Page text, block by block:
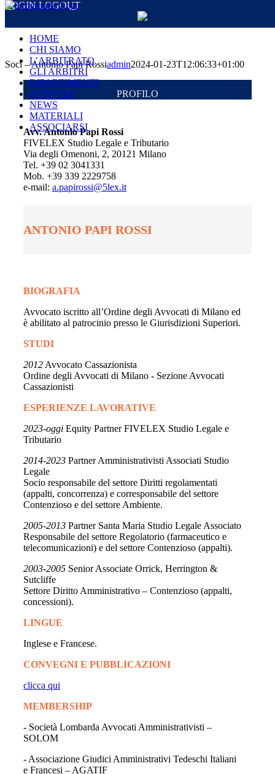
Salta
LOGINLOGOUT
HOME
CHI SIAMO
L’ARBITRATO
GLI ARBITRI
DIPARTIMENTI
ATTIVITA’
NEWS
MATERIALI
ASSOCIARSI
Soci – Antonio Papi Rossiadmin2024-01-23T12:06:33+01:00
PROFILO
Avv. Antonio Papi Rossi
FIVELEX Studio Legale e Tributario
Via degli Omenoni, 2, 20121 Milano
Tel. +39 02 3041331
Mob. +39 339 2229758
e-mail: a.papirossi@5lex.it
ANTONIO PAPI ROSSI
BIOGRAFIA
Avvocato iscritto all’Ordine degli Avvocati di Milano ed
è abilitato al patrocinio presso le Giurisdizioni Superiori.
STUDI
2012 Avvocato Cassazionista
Ordine degli Avvocati di Milano - Sezione Avvocati
Cassazionisti
ESPERIENZE LAVORATIVE
2023-oggi Equity Partner FIVELEX Studio Legale e
Tributario
2014-2023 Partner Amministrativisti Associati Studio
Legale
Socio responsabile del settore Diritti regolamentati
(appalti, concorrenza) e corresponsabile del settore
Contenzioso e del settore Ambiente.
2005-2013 Partner Santa Maria Studio Legale Associato
Responsabile del settore Regolatorio (farmaceutico e
telecomunicazioni) e del settore Contenzioso (appalti).
2003-2005 Senior Associate Orrick, Herrington &
Sutcliffe
Settore Diritto Amministrativo – Contenzioso (appalti,
concessioni).
LINGUE
Inglese e Francese.
CONVEGNI E PUBBLICAZIONI
clicca qui
MEMBERSHIP
- Società Lombarda Avvocati Amministrativisti –
SOLOM
- Associazione Giudici Amministrativi Tedeschi Italiani
e Francesi – AGATIF